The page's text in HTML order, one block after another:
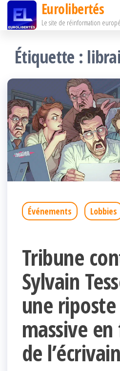
Passer
contenu
Eurolibertés
Le site de réinformation
Étiquette :
Événements
Lobbies
Tribune
Sylvain
une riposte
massive
de l’écrivain